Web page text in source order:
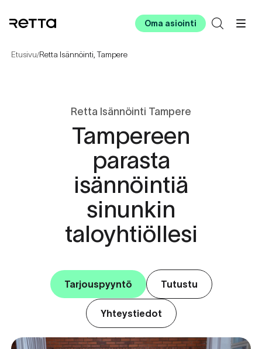
Oma asiointi
Etusivu/Retta Isännöinti, Tampere
Retta Isännöinti Tampere
Tampereen
parasta
isännöintiä
sinunkin
taloyhtiöllesi
Tarjouspyyntö Tutustu
Yhteystiedot